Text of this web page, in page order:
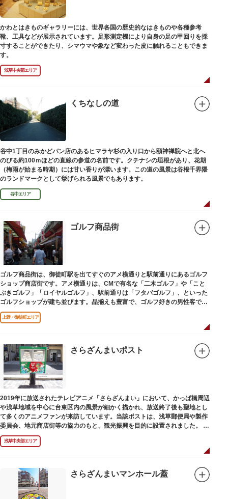
かわとはきものギャラリーには、世界各国の歴史的なはきものや各種参考
靴、工具などが展示されています。足形測定機により自身の足の甲回りを採
寸することができたり、シマウマや象など変わった皮に触れることもできま
す。
浅草中央部エリア
くちなしの道
谷中1丁目のみかどパン店のあるヒマラヤ杉の入り口から頤神禅院へと北へ
のびる約100ｍほどの直線の参道の名前です。クチナシの垣根があり、花期
（梅雨が始まる時期）には甘い香りが漂います。この道の風景は谷根千界隈
のランドマークとして挙げられる風景でもあります。
谷中エリア
ゴルフ商品街
ゴルフ商品街は、御徒町駅を出てすぐのアメ横通りと駅前通りにあるゴルフ
ショップ商店街です。アメ横通りは、CMで有名な「二木ゴルフ」や「こと
ぶきゴルフ」「ロイヤルゴルフ」、駅前通りは「フタバゴルフ」、といった
ゴルフショップが建ち並びます。品揃えも豊富で、ゴルフ好きの男性客で賑
わっています。
上野・御徒町エリア
さらざんまいポスト
2019年に放送されたテレビアニメ「さらざんまい」において、かっぱ橋周辺
や浅草地域を中心に台東区内の風景が細かく描かれ、放送終了後も聖地とし
て多くのアニメファンが来訪しています。当該ポストは、浅草郵便局や製作
委員会、地元商店街等の協力のもと、観光振興を目的に設置されました。
<「さらざんまい」監督の幾原邦彦氏のコメント>
「実在する風景を舞台として制作したキャラクターたちが、このような形で
地域の方々にも受け入れていただけて大変嬉しいです。聖地巡礼のシンボル
設置年月日:令和3年3月10日
浅草中央部エリア
さらざんまいマンホール蓋